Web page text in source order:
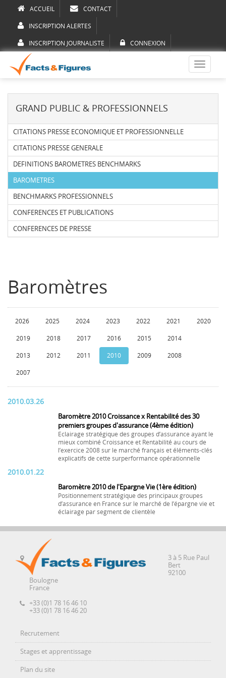
ACCUEIL CONTACT
INSCRIPTION ALERTES
INSCRIPTION JOURNALISTE CONNEXION
Toggle
GRAND PUBLIC & PROFESSIONNELS
CITATIONS PRESSE ECONOMIQUE ET PROFESSIONNELLE
CITATIONS PRESSE GENERALE
DEFINITIONS BAROMETRES BENCHMARKS
BAROMETRES
BENCHMARKS PROFESSIONNELS
CONFERENCES ET PUBLICATIONS
CONFERENCES DE PRESSE
Baromètres
2026 2025 2024 2023 2022 2021 2020
2019 2018 2017 2016 2015 2014
2013 2012 2011 2010 2009 2008
2007
2010.03.26
Baromètre 2010 Croissance x Rentabilité des 30
premiers groupes d'assurance (4ème édition)
Eclairage stratégique des groupes d’assurance ayant le
mieux combiné Croissance et Rentabilité au cours de
l’exercice 2008 sur le marché français et éléments-clés
explicatifs de cette surperformance opérationnelle
2010.01.22
Baromètre 2010 de l'Epargne Vie (1ère édition)
Positionnement stratégique des principaux groupes
d’assurance en France sur le marché de l’épargne vie et
éclairage par segment de clientèle
3 à 5 Rue Paul
Bert
92100
Boulogne
France
+33 (0)1 78 16 46 10
+33 (0)1 78 16 46 20
Recrutement
Stages et apprentissage
Plan du site